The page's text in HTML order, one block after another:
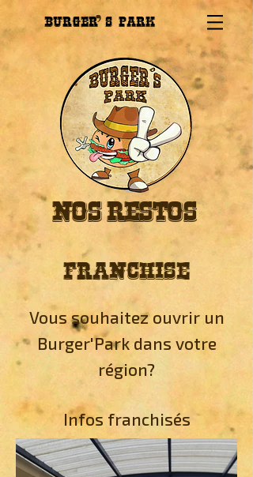
s''PARK
BURGER
NOS RESTOS
FRANCHISE
Vous souhaitez ouvrir un
Burger'Park dans votre
région?
Infos franchisés